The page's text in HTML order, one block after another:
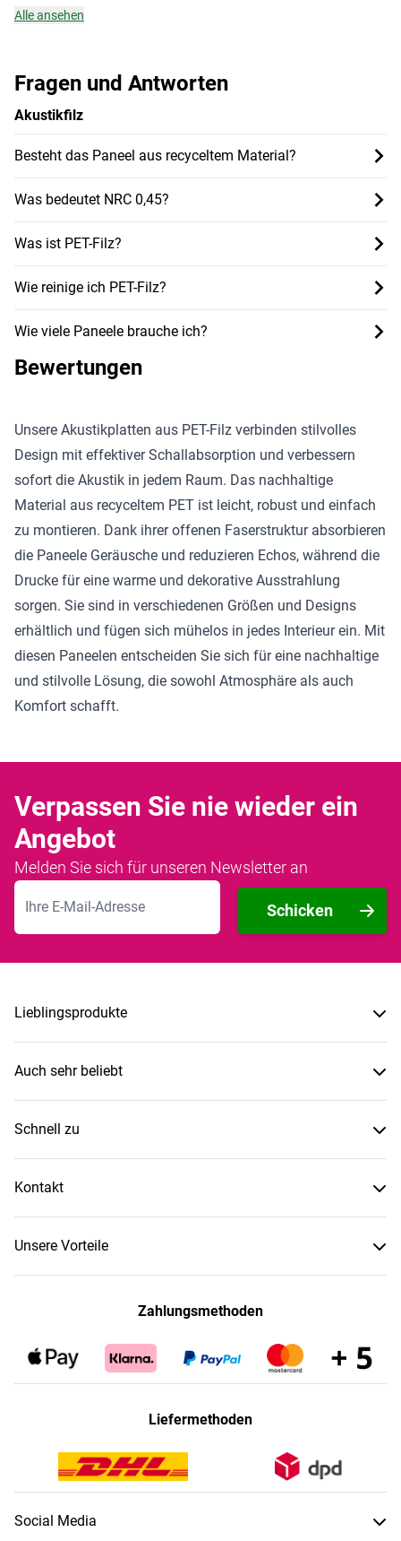
Fragen und Antworten
Akustikfilz
Besteht das Paneel aus recyceltem Material?
Was bedeutet NRC 0,45?
Was ist PET-Filz?
Wie reinige ich PET-Filz?
Wie viele Paneele brauche ich?
Alle ansehen
Bewertungen
Unsere Akustikplatten aus PET-Filz verbinden stilvolles
Design mit effektiver Schallabsorption und verbessern
sofort die Akustik in jedem Raum. Das nachhaltige
Material aus recyceltem PET ist leicht, robust und einfach
zu montieren. Dank ihrer offenen Faserstruktur absorbieren
die Paneele Geräusche und reduzieren Echos, während die
Drucke für eine warme und dekorative Ausstrahlung
sorgen. Sie sind in verschiedenen Größen und Designs
erhältlich und fügen sich mühelos in jedes Interieur ein. Mit
diesen Paneelen entscheiden Sie sich für eine nachhaltige
und stilvolle Lösung, die sowohl Atmosphäre als auch
Komfort schafft.
Verpassen Sie nie wieder ein
Angebot
Melden Sie sich für unseren Newsletter an
E-Mailadresse
Schicken
Lieblingsprodukte
Auch sehr beliebt
Schnell zu
Kontakt
Unsere Vorteile
Zahlungsmethoden
Liefermethoden
Social Media